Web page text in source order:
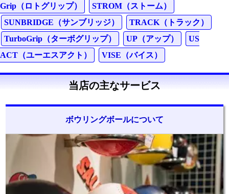
Grip（ロトグリップ）
STROM（ストーム）
SUNBRIDGE（サンブリッジ）
TRACK（トラック）
TurboGrip（ターボグリップ）
UP（アップ）
US
ACT（ユーエスアクト）
VISE（バイス）
当店の主なサービス
ボウリングボールについて